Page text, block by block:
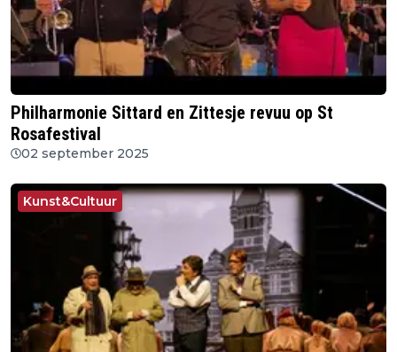
Philharmonie Sittard en Zittesje revuu op St
Rosafestival
02 september 2025
Kunst&Cultuur